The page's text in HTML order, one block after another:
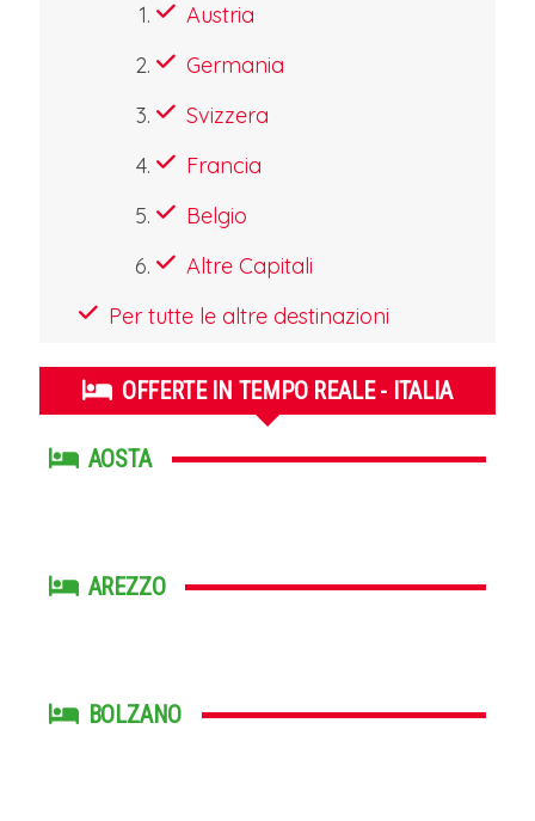
Austria
Germania
Svizzera
Francia
Belgio
Altre Capitali
Per tutte le altre destinazioni
OFFERTE IN TEMPO REALE - ITALIA
AOSTA
AREZZO
BOLZANO